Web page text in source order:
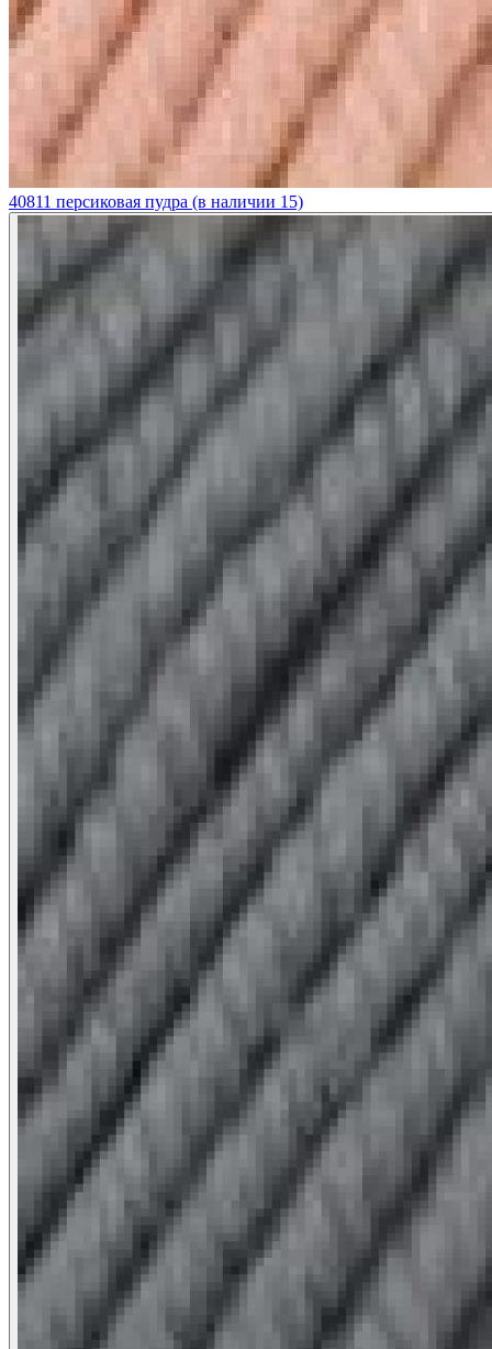
40811 персиковая пудра (в наличии 15)